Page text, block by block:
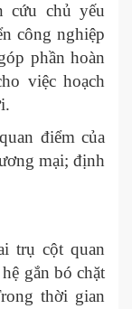
cứu chủ yếu
công nghiệp
phần hoàn
việc hoạch
điểm của
mại; định
trụ cột quan
gắn bó chặt
thời gian